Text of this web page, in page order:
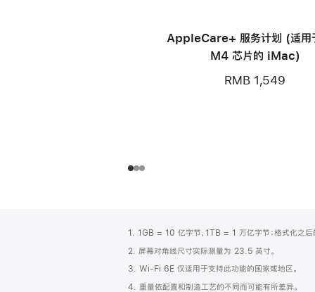
AppleCare+ 服务计划 (适用
M4 芯片的 iMac)
RMB 1,549
页
脚
注
1. 1GB = 10 亿字节，1TB = 1 万亿字节；格式化之后
2. 屏幕对角线尺寸实际测量为 23.5 英寸。
3. Wi-Fi 6E 仅适用于支持此功能的国家或地区。
4. 重量依配置和制造工艺的不同而可能有所差异。